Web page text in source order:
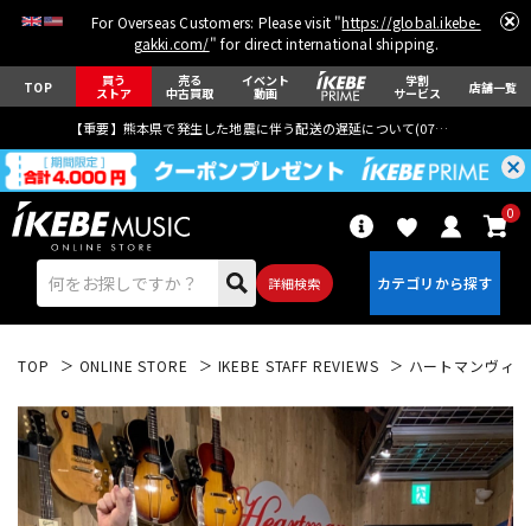
For Overseas Customers: Please visit "https://global.ikebe-
gakki.com/" for direct international shipping.
TOP 買う
ストア
売る
中古買取
イベント
動画
学割
サービス 店舗一覧
【重要】熊本県で発生した地震に伴う配送の遅延について(07月29日
詳細検索
0
エレキギター アコギ/エレアコ
TOP ONLINE STORE IKEBE STAFF REVIEWS ハートマンヴィ